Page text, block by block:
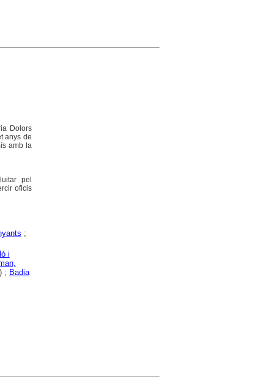
Dolors
anys de
amb la
pel
oficis
;
i
; Badia